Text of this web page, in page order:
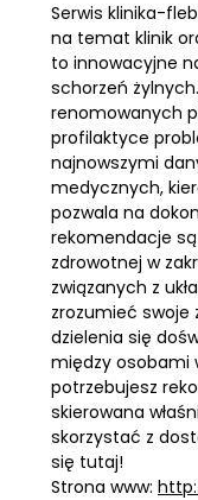
Serwis klinika-
na temat klinik
to innowacyjne
schorzeń
renomowanych
profilaktyce
najnowszymi
medycznych,
pozwala na
rekomendacje
zdrowotnej w
związanych z
zrozumieć swoje
dzielenia się
między osobami
potrzebujesz
skierowana
skorzystać z
się tutaj!
Strona www: